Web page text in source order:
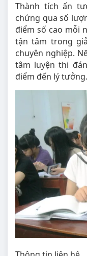
Thành tích ấn
chứng qua số
điểm số cao mỗi
tận tâm trong
chuyên nghiệp.
tâm luyện thi
điểm đến lý tưởng.